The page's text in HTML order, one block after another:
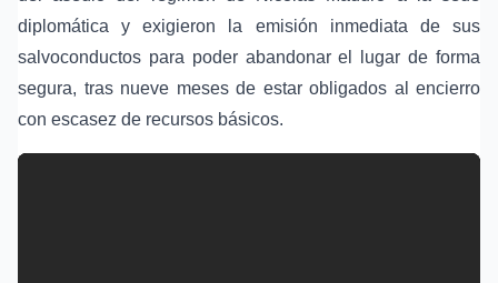
diplomática y exigieron la emisión inmediata de sus
salvoconductos para poder abandonar el lugar de forma
segura, tras nueve meses de estar obligados al encierro
con escasez de recursos básicos.